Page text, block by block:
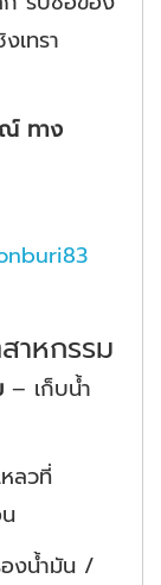
เทรา
ทาง
าหกรรม
– เก็บน้ำ
ลวที่
งน้ำมัน /